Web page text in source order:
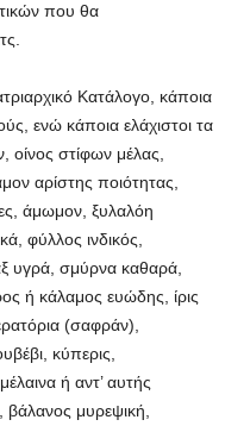
που θα
Κατάλογο, κάποια
ενώ κάποια ελάχιστοι τα
οίνος στίφων μέλας,
αρίστης ποιότητας,
άμωμον, ξυλαλόη
φύλλος ινδικός,
υγρά, σμύρνα καθαρά,
ή κάλαμος ευώδης, ίρις
(σαφράν),
κύπερις,
ή αντ’ αυτής
βάλανος μυρεψική,